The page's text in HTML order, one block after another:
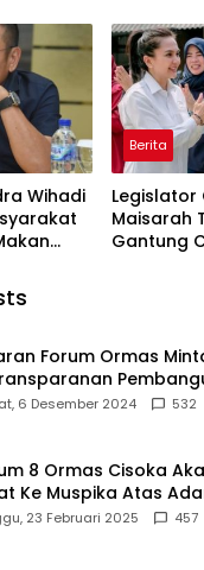
Di Maros
Wihadi
Berita
Legislator
Maisarah
Gantung
Forum Ormas
Di Kecamatan
6 Desember 2024 532
8 Ormas Cisoka
Ke Muspika Atas
di Cisoka
23 Februari 2025 457